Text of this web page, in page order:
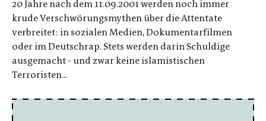
20 Jahre nach dem 11.09.2001 werden noch immer
krude Verschwörungsmythen über die Attentate
verbreitet: in sozialen Medien, Dokumentarfilmen
oder im Deutschrap. Stets werden darin Schuldige
ausgemacht - und zwar keine islamistischen
Terroristen...